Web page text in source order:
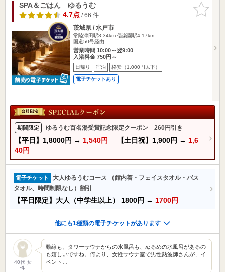
お気に入
りに追加
SPA＆ごはん ゆるうむ
4.7点/ 66 件
茨城県 / 水戸市
常陸津田駅8.34km 偕楽園駅4.17km
国道50号経由
営業時間 10:00～翌9:00
入浴料金 750円～
日帰り 宿泊 格安（1,000円以下）
電子チケットあり
期間限定 ゆるうむ百名湯受賞記念限定クーポン 260円引き
【平日】 1,8000円 → 1,540円 【土日祝】 1,900円 → 1,6
40円
電子チケット
大人ゆるうむコース （館内着・フェイスタオル・バス
タオル、時間制限なし）割引
【平日限定】大人（中学生以上） 1800円 → 1700円
他にも1種類の電子チケットがあります
40代 女
性
動線も、タワーサウナからの水風呂も、ぬるめの水風呂があるの
も嬉しいですね。何より、女性サウナ室で男性熱波師さんが、イ
ベント…